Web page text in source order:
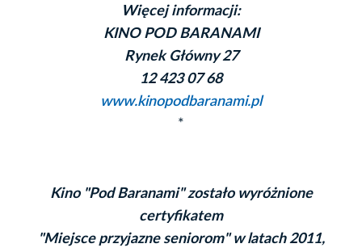
Więcej informacji:
KINO POD BARANAMI
Rynek Główny 27
12 423 07 68
www.kinopodbaranami.pl
*
Kino "Pod Baranami" zostało wyróżnione
certyfikatem
"Miejsce przyjazne seniorom" w latach 2011,